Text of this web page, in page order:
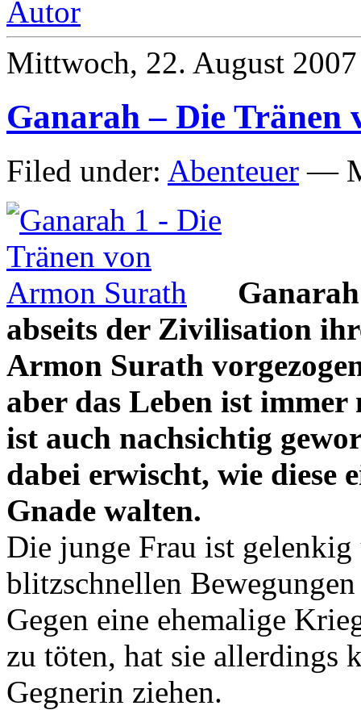
Mittwoch, 22. August 2007
Ganarah – Die Tränen
Filed under: Abenteuer —
abseits der Zivilisation
Armon Surath
aber das Leben ist
ist auch nachsichtig
dabei erwischt, wie diese
Gnade walten.
Die junge Frau ist
blitzschnellen
Gegen eine ehemalige
zu töten, hat sie allerdings
Gegnerin ziehen.